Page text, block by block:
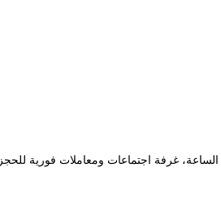
على مدار الساعة، غرفة اجتماعات ومعاملات فورية للحجز